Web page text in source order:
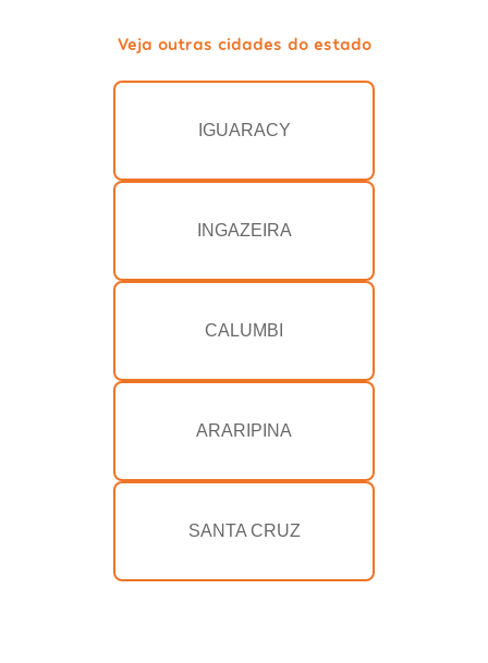
Veja outras cidades do estado
IGUARACY
INGAZEIRA
CALUMBI
ARARIPINA
SANTA CRUZ